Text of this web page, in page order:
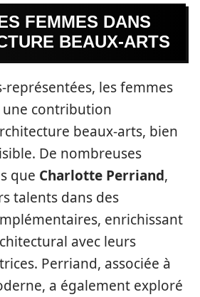
FEMMES DANS
BEAUX-ARTS
représentées, les femmes
contribution
beaux-arts, bien
De nombreuses
que Charlotte Perriand,
talents dans des
enrichissant
avec leurs
Perriand, associée à
a également exploré